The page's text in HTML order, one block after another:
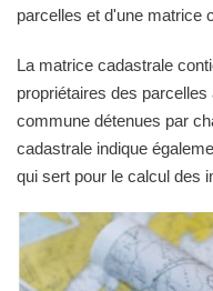
parcelles et d'une matrice
La matrice cadastrale
propriétaires des
commune détenues par
cadastrale indique
qui sert pour le calcul des